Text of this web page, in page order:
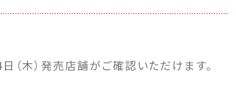
（木）発売店舗がご確認いただけます。